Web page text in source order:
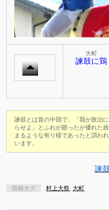
大町
諫鼓に鶏
諫鼓とは昔の中国で、「我が政治
らせよ」とふれが廻ったが優れた
まるような有り様であったと謂わ
います。
諫
投稿タグ 村上大祭,大町